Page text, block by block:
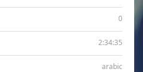
0
2:34:35
arabic